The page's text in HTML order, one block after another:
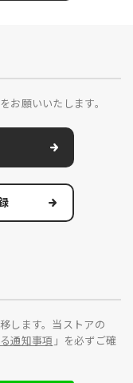
お願いいたします。
します。当ストアの
通知事項 」を必ずご確